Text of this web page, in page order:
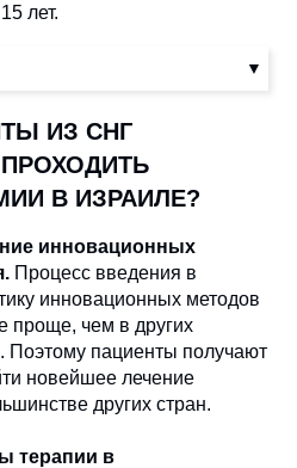
лет.
ИЗ СНГ
В ИЗРАИЛЕ?
инновационных
Процесс введения в
инновационных методов
проще, чем в других
Поэтому пациенты получают
новейшее лечение
других стран.
терапии в